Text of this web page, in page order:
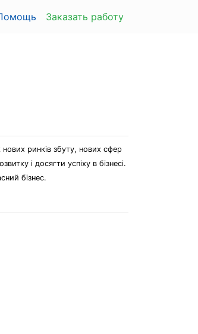
Заказать работу
ринків збуту, нових сфер
і досягти успіху в бізнесі.
бізнес.